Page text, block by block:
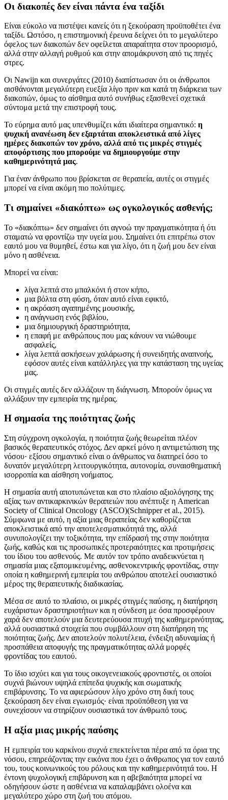
Οι διακοπές δεν είναι πάντα ένα ταξίδι
Είναι εύκολο να πιστέψει κανείς ότι η ξεκούραση προϋποθέτει ένα
ταξίδι. Ωστόσο, η επιστημονική έρευνα δείχνει ότι το μεγαλύτερο
όφελος των διακοπών δεν οφείλεται απαραίτητα στον προορισμό,
αλλά στην αλλαγή ρυθμού και στην απομάκρυνση από τις πηγές
στρες.
Οι Nawijn και συνεργάτες (2010) διαπίστωσαν ότι οι άνθρωποι
αισθάνονται μεγαλύτερη ευεξία λίγο πριν και κατά τη διάρκεια των
διακοπών, όμως το αίσθημα αυτό συνήθως εξασθενεί σχετικά
σύντομα μετά την επιστροφή τους.
Το εύρημα αυτό μας υπενθυμίζει κάτι ιδιαίτερα σημαντικό: η
ψυχική ανανέωση δεν εξαρτάται αποκλειστικά από λίγες
ημέρες διακοπών τον χρόνο, αλλά από τις μικρές στιγμές
αποφόρτισης που μπορούμε να δημιουργούμε στην
καθημερινότητά μας.
Για έναν άνθρωπο που βρίσκεται σε θεραπεία, αυτές οι στιγμές
μπορεί να είναι ακόμη πιο πολύτιμες.
Τι σημαίνει «διακόπτω» ως ογκολογικός ασθενής;
Το «διακόπτω» δεν σημαίνει ότι αγνοώ την πραγματικότητα ή ότι
σταματώ να φροντίζω την υγεία μου. Σημαίνει ότι επιτρέπω στον
εαυτό μου να θυμηθεί, έστω και για λίγο, ότι η ζωή μου δεν είναι
μόνο η ασθένεια.
Μπορεί να είναι:
λίγα λεπτά στο μπαλκόνι ή στον κήπο,
μια βόλτα στη φύση, όταν αυτό είναι εφικτό,
η ακρόαση αγαπημένης μουσικής,
η ανάγνωση ενός βιβλίου,
μια δημιουργική δραστηριότητα,
η επαφή με ανθρώπους που μας κάνουν να νιώθουμε
ασφαλείς,
λίγα λεπτά ασκήσεων χαλάρωσης ή συνειδητής αναπνοής,
εφόσον αυτές είναι κατάλληλες για την κατάσταση της υγείας
μας.
Οι στιγμές αυτές δεν αλλάζουν τη διάγνωση. Μπορούν όμως να
αλλάξουν την εμπειρία της ημέρας.
Η σημασία της ποιότητας ζωής
Στη σύγχρονη ογκολογία, η ποιότητα ζωής θεωρείται πλέον
βασικός θεραπευτικός στόχος. Δεν αρκεί μόνο η αντιμετώπιση της
νόσου· εξίσου σημαντικό είναι ο άνθρωπος να διατηρεί όσο το
δυνατόν μεγαλύτερη λειτουργικότητα, αυτονομία, συναισθηματική
ισορροπία και αίσθηση νοήματος.
Η σημασία αυτή αποτυπώνεται και στο πλαίσιο αξιολόγησης της
αξίας των αντικαρκινικών θεραπειών που ανέπτυξε η American
Society of Clinical Oncology (ASCO)(Schnipper et al., 2015).
Σύμφωνα με αυτό, η αξία μιας θεραπείας δεν καθορίζεται
αποκλειστικά από την αποτελεσματικότητά της, αλλά
συνυπολογίζει την τοξικότητα, την επίδρασή της στην ποιότητα
ζωής, καθώς και τις προσωπικές προτεραιότητες και προτιμήσεις
του ίδιου του ασθενούς. Με αυτόν τον τρόπο αναδεικνύεται η
σημασία μιας εξατομικευμένης, ασθενοκεντρικής φροντίδας, στην
οποία η καθημερινή εμπειρία του ανθρώπου αποτελεί ουσιαστικό
μέρος της θεραπευτικής διαδικασίας.
Μέσα σε αυτό το πλαίσιο, οι μικρές στιγμές παύσης, η διατήρηση
ευχάριστων δραστηριοτήτων και η σύνδεση με όσα προσφέρουν
χαρά δεν αποτελούν μια δευτερεύουσα πτυχή της καθημερινότητας,
αλλά ουσιαστικά στοιχεία που συμβάλλουν στη διατήρηση της
ποιότητας ζωής. Δεν αποτελούν πολυτέλεια, ένδειξη αδυναμίας ή
προσπάθεια αποφυγής της πραγματικότητας αλλά μορφές
φροντίδας του εαυτού.
Το ίδιο ισχύει και για τους οικογενειακούς φροντιστές, οι οποίοι
συχνά βιώνουν υψηλά επίπεδα ψυχικής και σωματικής
επιβάρυνσης. Το να αφιερώσουν λίγο χρόνο στη δική τους
ξεκούραση δεν είναι εγωισμός· είναι προϋπόθεση για να
συνεχίσουν να στηρίζουν ουσιαστικά τον άνθρωπό τους.
Η αξία μιας μικρής παύσης
Η εμπειρία του καρκίνου συχνά επεκτείνεται πέρα από τα όρια της
νόσου, επηρεάζοντας την εικόνα που έχει ο άνθρωπος για τον εαυτό
του, τους κοινωνικούς του ρόλους και την καθημερινότητά του. Η
έντονη ψυχολογική επιβάρυνση και η αβεβαιότητα μπορεί να
οδηγήσουν ώστε η ασθένεια να καταλαμβάνει ολοένα και
μεγαλύτερο χώρο στη ζωή του ατόμου.